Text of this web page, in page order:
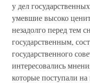
у дел
умевшие высоко
незадолго перед тем
государственным,
государственного
интересовались
которые поступали